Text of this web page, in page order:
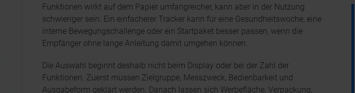
Funktionen wirkt auf dem Papier umfangreicher, kann aber in der Nutzung
schwieriger sein. Ein einfacherer Tracker kann für eine Gesundheitswoche, eine
interne Bewegungschallenge oder ein Startpaket besser passen, wenn die
Empfänger ohne lange Anleitung damit umgehen können.
Die Auswahl beginnt deshalb nicht beim Display oder bei der Zahl der
Funktionen. Zuerst müssen Zielgruppe, Messzweck, Bedienbarkeit und
Ausgabeform geklärt werden. Danach lassen sich Werbefläche, Verpackung,